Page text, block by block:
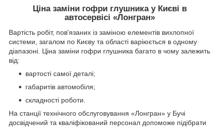
Ціна заміни гофри глушника у Києві в
автосервісі «Лонгран»
Вартість робіт, пов'язаних із заміною елементів вихлопної
системи, загалом по Києву та області варіюється в одному
діапазоні. Ціна заміни гофри глушника багато в чому залежить
від:
вартості самої деталі;
габаритів автомобіля;
складності роботи.
На станції технічного обслуговування «Лонгран» у Бучі
досвідчений та кваліфікований персонал допоможе підібрати